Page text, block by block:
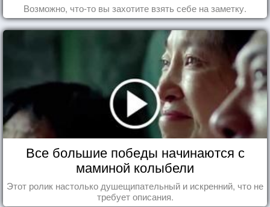
Возможно, что-то вы захотите взять себе на заметку.
Все большие победы начинаются с
маминой колыбели
Этот ролик настолько душещипательный и искренний, что не
требует описания.